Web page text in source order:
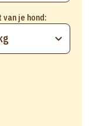
je hond: